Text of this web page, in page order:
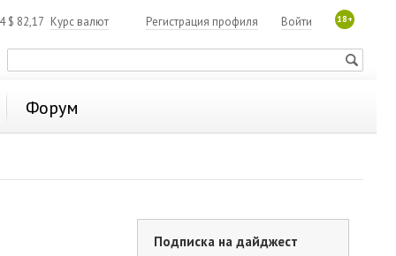
$ 82,17 Курс валют 18+
Войти
Регистрация профиля
Форум
Подписка на дайджест